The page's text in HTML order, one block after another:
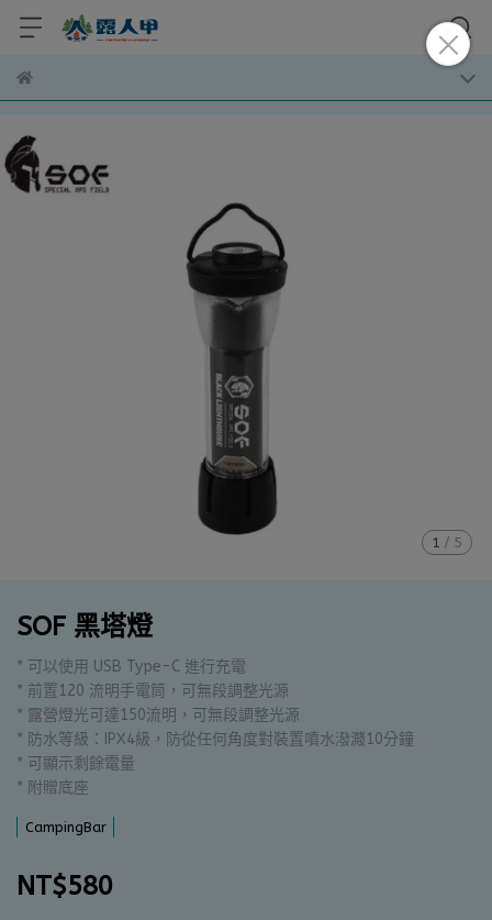
1 / 5
SOF 黑塔燈
* 可以使用 USB Type-C 進行充電
* 前置120 流明手電筒，可無段調整光源
* 露營燈光可達150流明，可無段調整光源
* 防水等級：IPX4級，防從任何角度對裝置噴水潑濺10分鐘
* 可顯示剩餘電量
* 附贈底座
CampingBar
NT$580